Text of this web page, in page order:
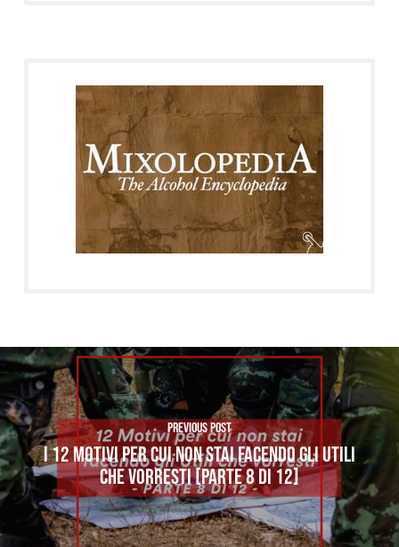
Previous Post
I 12 MOTIVI PER CUI NON STAI FACENDO GLI UTILI
CHE VORRESTI [PARTE 8 di 12]